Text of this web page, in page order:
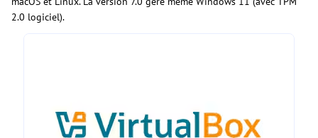
2.0 logiciel).